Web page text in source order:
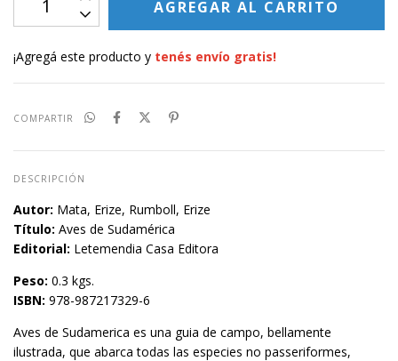
¡Agregá este producto y tenés envío gratis!
COMPARTIR
DESCRIPCIÓN
Autor: Mata, Erize, Rumboll, Erize
Título: Aves de Sudamérica
Editorial: Letemendia Casa Editora
Peso: 0.3 kgs.
ISBN: 978-987217329-6
Aves de Sudamerica es una guia de campo, bellamente
ilustrada, que abarca todas las especies no passeriformes,